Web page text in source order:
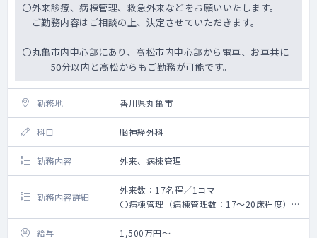
〇外来診療、病棟管理、救急外来などをお願いいたします。
ご勤務内容はご相談の上、決定させていただきます。
〇丸亀市内中心部にあり、高松市内中心部から電車、お車共に
50分以内と高松からもご勤務が可能です。
勤務地 香川県丸亀市
科目 脳神経外科
勤務内容 外来、病棟管理
勤務内容詳細
外来数：17名程／1コマ
〇病棟管理（病棟管理数：17～20床程度）
〇外来の対応
〇リハ指示
給与 1,500万円～